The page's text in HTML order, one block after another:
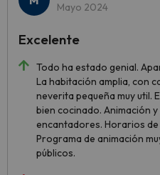
Mayo 2024
Todo ha estado genial.
La habitación amplia, con
neverita pequeña muy util.
bien cocinado. Animación
encantadores. Horarios
Programa de animación
públicos.
Excelente